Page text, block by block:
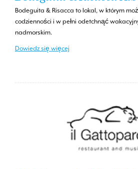
Bodeguita & Risacca to lokal, w którym
codzienności i w pełni odetchnąć
nadmorskim.
Dowiedz się więcej